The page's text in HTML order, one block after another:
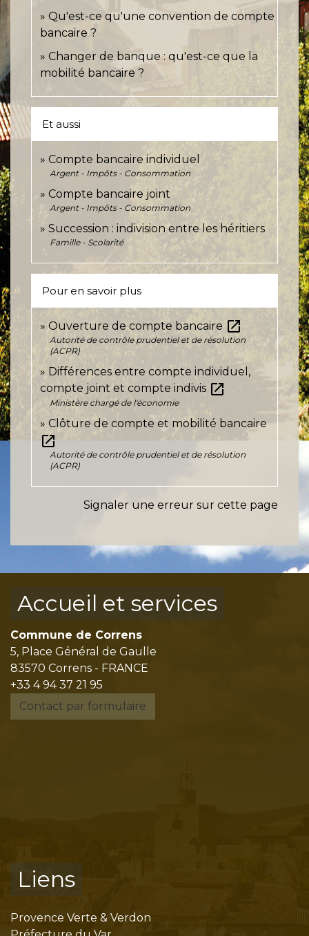
Qu'est-ce qu'une convention de compte
bancaire ?
Changer de banque : qu'est-ce que la
mobilité bancaire ?
Et aussi
Compte bancaire individuel
Argent - Impôts - Consommation
Compte bancaire joint
Argent - Impôts - Consommation
Succession : indivision entre les héritiers
Famille - Scolarité
Pour en savoir plus
Ouverture de compte bancaire open_in_new
Autorité de contrôle prudentiel et de résolution
(ACPR)
Différences entre compte individuel,
compte joint et compte indivis open_in_new
Ministère chargé de l'économie
Clôture de compte et mobilité bancaire
open_in_new
Autorité de contrôle prudentiel et de résolution
(ACPR)
Signaler une erreur sur cette page
Accueil et services
Commune de Correns
5, Place Général de Gaulle
83570 Correns - FRANCE
+33 4 94 37 21 95
Contact par formulaire
Liens
Provence Verte & Verdon